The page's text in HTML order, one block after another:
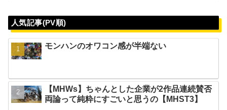
人気記事(PV順)
モンハンのオワコン感が半端ない
【MHWs】ちゃんとした企業が2作品連続賛否
両論って純粋にすごいと思うの【MHST3】